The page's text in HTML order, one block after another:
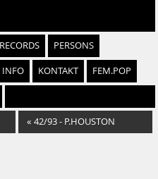
RECORDS PERSONS
INFO KONTAKT FEM.POP
« 42/93 - P.HOUSTON